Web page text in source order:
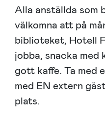
Alla anställda som
välkomna att på
biblioteket, Hotell
jobba, snacka
gott kaffe. Ta med
med EN extern
plats.